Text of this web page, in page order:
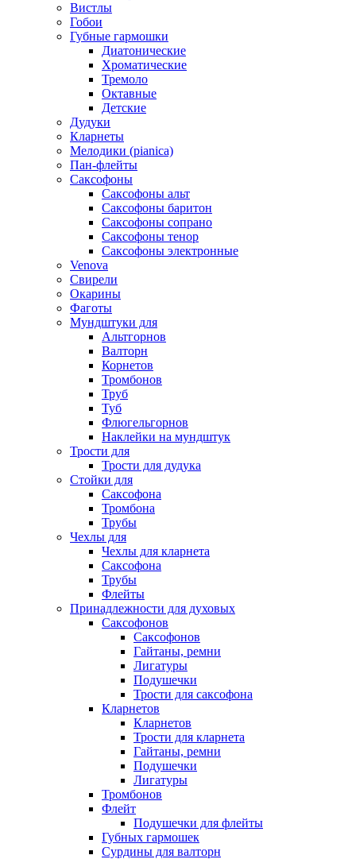
Вистлы
Гобои
Губные гармошки
Диатонические
Хроматические
Тремоло
Октавные
Детские
Дудуки
Кларнеты
Мелодики (pianica)
Пан-флейты
Саксофоны
Саксофоны альт
Саксофоны баритон
Саксофоны сопрано
Саксофоны тенор
Саксофоны электронные
Venova
Свирели
Окарины
Фаготы
Мундштуки для
Альтгорнов
Валторн
Корнетов
Тромбонов
Труб
Туб
Флюгельгорнов
Наклейки на мундштук
Трости для
Трости для дудука
Стойки для
Саксофона
Тромбона
Трубы
Чехлы для
Чехлы для кларнета
Саксофона
Трубы
Флейты
Принадлежности для духовых
Саксофонов
Саксофонов
Гайтаны, ремни
Лигатуры
Подушечки
Трости для саксофона
Кларнетов
Кларнетов
Трости для кларнета
Гайтаны, ремни
Подушечки
Лигатуры
Тромбонов
Флейт
Подушечки для флейты
Губных гармошек
Сурдины для валторн